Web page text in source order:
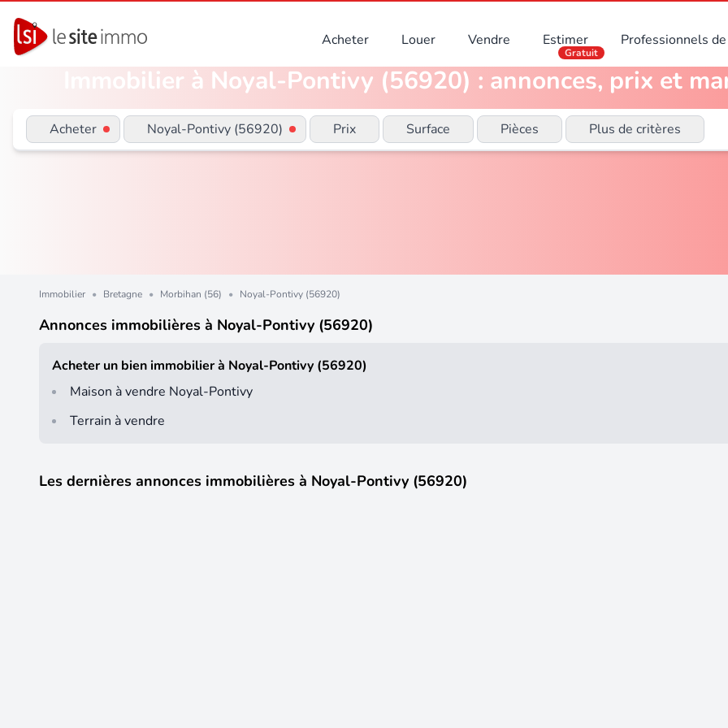
Acheter Louer Vendre Estimer
Gratuit
Professionnels
Immobilier à Noyal-Pontivy (56920) : annonces, prix et
Acheter Noyal-Pontivy (56920) Prix Surface Pièces Plus de critères
Immobilier • Bretagne • Morbihan (56) • Noyal-Pontivy (56920)
Annonces immobilières à Noyal-Pontivy (56920)
Acheter un bien immobilier à Noyal-Pontivy (56920)
Maison à vendre Noyal-Pontivy
Terrain à vendre
Les dernières annonces immobilières à Noyal-Pontivy (56920)